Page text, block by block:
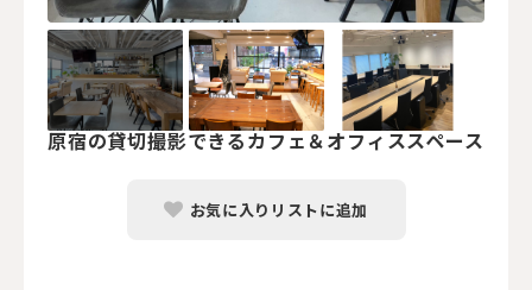
原宿の貸切撮影できるカフェ＆オフィススペース
お気に入りリストに追加